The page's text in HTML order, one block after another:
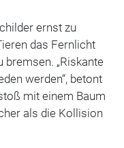
ernst zu
das Fernlicht
„Riskante
werden“, betont
mit einem Baum
als die Kollision